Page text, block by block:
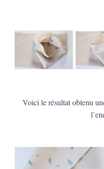
Voici le résultat obtenu